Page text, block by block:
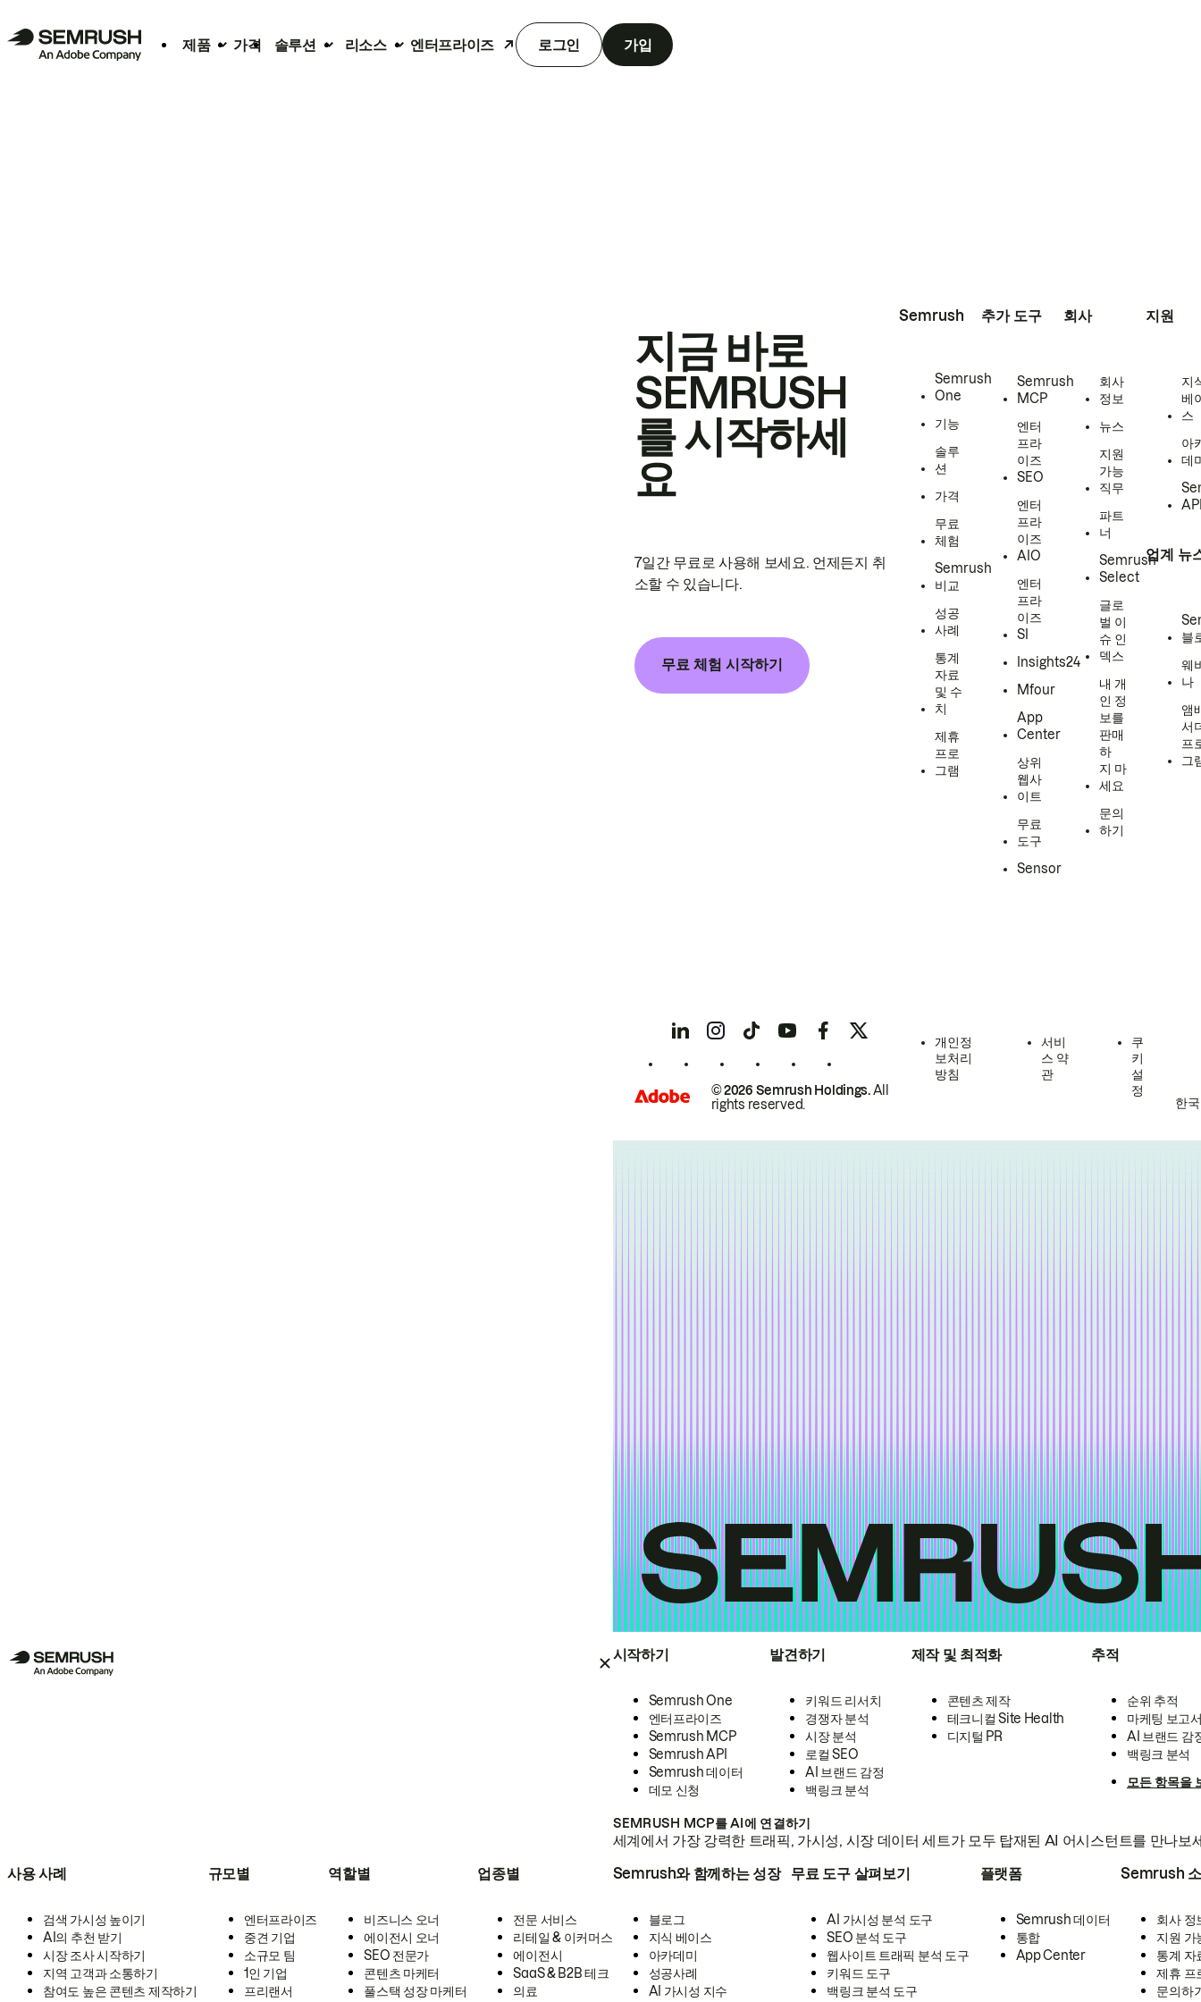
제품 가격 솔루션 리소스 엔터프라이즈 로그인 가입
시작하기
Semrush One
엔터프라이즈
Semrush MCP
Semrush API
Semrush 데이터
데모 신청
발견하기
키워드 리서치
경쟁자 분석
시장 분석
로컬 SEO
AI 브랜드 감정
백링크 분석
제작 및 최적화
콘텐츠 제작
테크니컬 Site Health
디지털 PR
추적
순위 추적
마케팅 보고
AI 브랜드 감
백링크 분석
모든 항목을
SEMRUSH MCP를 AI에 연결하기
세계에서 가장 강력한 트래픽, 가시성, 시장 데이터 세트가 모두 탑재된 AI 어시스턴트를 만나보
사용 사례
검색 가시성 높이기
AI의 추천 받기
시장 조사 시작하기
지역 고객과 소통하기
참여도 높은 콘텐츠 제작하기
규모별
엔터프라이즈
중견 기업
소규모 팀
1인 기업
프리랜서
역할별
비즈니스 오너
에이전시 오너
SEO 전문가
콘텐츠 마케터
풀스택 성장 마케터
업종별
전문 서비스
리테일 & 이커머스
에이전시
SaaS & B2B 테크
의료
Semrush와 함께하는 성장
블로그
지식 베이스
아카데미
성공사례
AI 가시성 지수
무료 도구 살펴보기
AI 가시성 분석 도구
SEO 분석 도구
웹사이트 트래픽 분석 도구
키워드 도구
백링크 분석 도구
플랫폼
Semrush 데이터
통합
App Center
Semrush
회사 정
지원 가
통계 자
제휴 프
문의하
지금 바로
SEMRUSH
를 시작하세
요
7일간 무료로 사용해 보세요. 언제든지 취
소할 수 있습니다.
무료 체험 시작하기
Semrush
Semrush
One
기능
솔루
션
가격
무료
체험
Semrush
비교
성공
사례
통계
자료
및 수
치
제휴
프로
그램
추가 도구
Semrush
MCP
엔터
프라
이즈
SEO
엔터
프라
이즈
AIO
엔터
프라
이즈
SI
Insights24
Mfour
App
Center
상위
웹사
이트
무료
도구
Sensor
회사
회사
정보
뉴스
지원
가능
직무
파트
너
Semrush
Select
글로
벌 이
슈 인
덱스
내 개
인 정
보를
판매
하
지 마
세요
문의
하기
지원
지
베
스
아
데
업계 뉴
블
웨
나
앰
서
프
그
© 2026 Semrush Holdings.All
rights reserved.
개인정
보처리
방침
서비
스 약
관
쿠
키
설
정
한